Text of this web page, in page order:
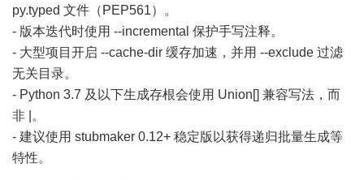
py.typed 文件（PEP561）。
- 版本迭代时使用 --incremental 保护手写注释。
- 大型项目开启 --cache-dir 缓存加速，并用 --exclude 过滤
无关目录。
- Python 3.7 及以下生成存根会使用 Union[] 兼容写法，而
非 |。
- 建议使用 stubmaker 0.12+ 稳定版以获得递归批量生成等
特性。